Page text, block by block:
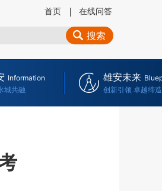
首页 在线问答
搜索
Information
城共融
雄安未来
创新引领 卓越缔造